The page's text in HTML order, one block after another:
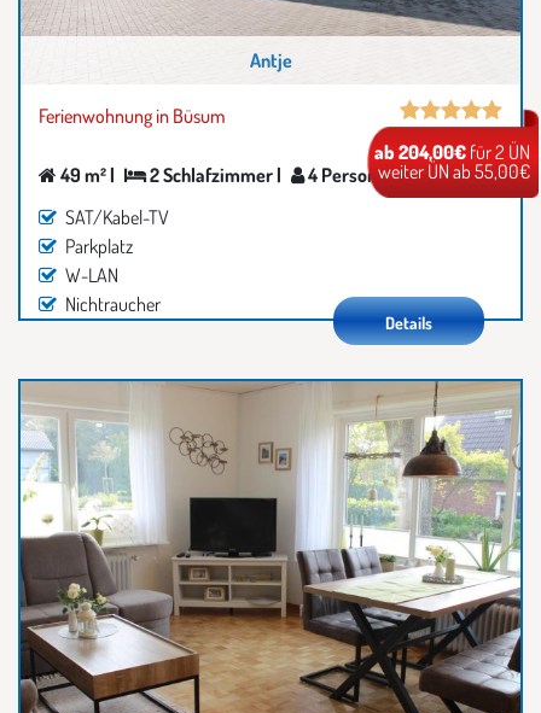
Antje
Ferienwohnung in Büsum
49 m² | 2 Schlafzimmer |
4 Personen
SAT/Kabel-TV
Parkplatz
W-LAN
Nichtraucher
ab 204,00€ für 2 ÜN
weiter ÜN ab 55,00€
Details